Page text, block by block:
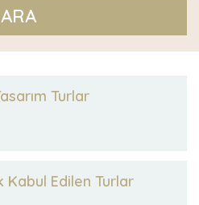
ARA
Turlar
Kabul Edilen Turlar